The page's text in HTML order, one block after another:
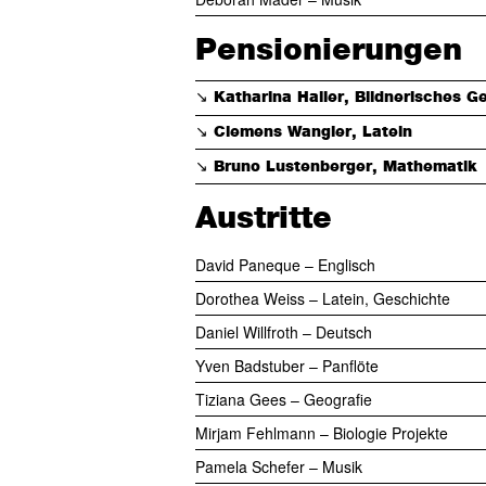
Pensionierungen
↘︎ Katharina Haller, Bildnerisches
↘︎ Clemens Wangler, Latein
↘︎ Bruno Lustenberger, Mathematik
Austritte
David Paneque – Englisch
Dorothea Weiss – Latein, Geschichte
Daniel Willfroth – Deutsch
Yven Badstuber – Panflöte
Tiziana Gees – Geografie
Mirjam Fehlmann – Biologie Projekte
Pamela Schefer – Musik